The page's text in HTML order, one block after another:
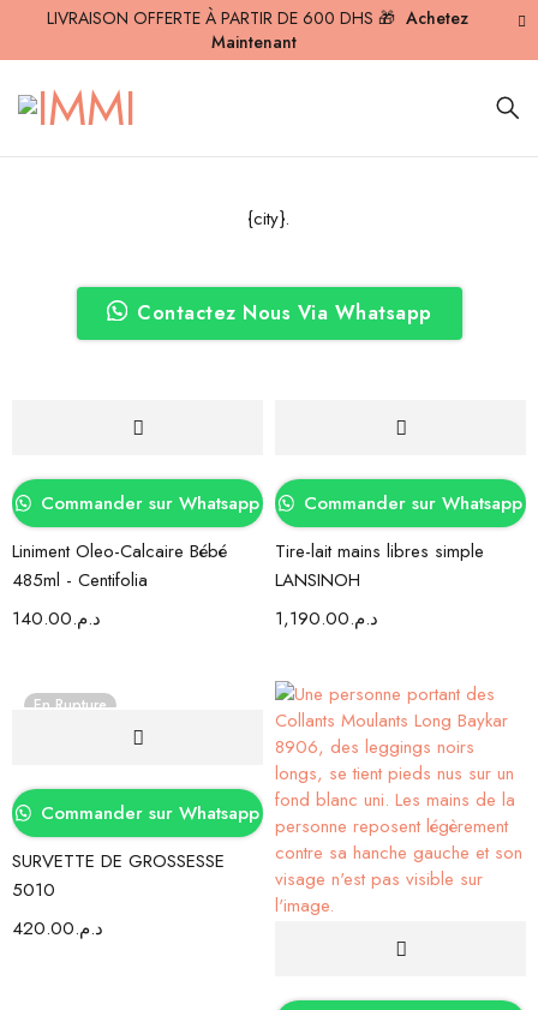
LIVRAISON OFFERTE À PARTIR DE 600 DHS 🎁 Achetez
Maintenant
{city}.
Contactez Nous Via Whatsapp
Commander sur Whatsapp
Liniment Oleo-Calcaire Bébé
485ml - Centifolia
د.م.140.00
Commander sur Whatsapp
Tire-lait mains libres simple
LANSINOH
د.م.1,190.00
En Rupture
Commander sur Whatsapp
SURVETTE DE GROSSESSE
5010
د.م.420.00